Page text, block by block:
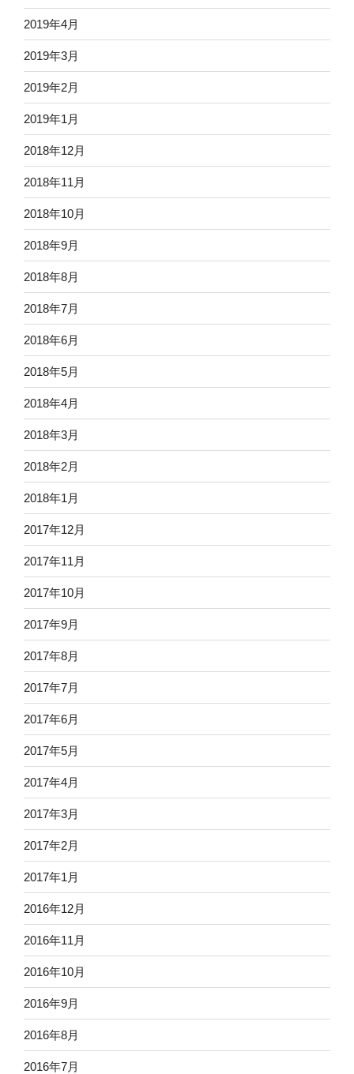
2019年4月
2019年3月
2019年2月
2019年1月
2018年12月
2018年11月
2018年10月
2018年9月
2018年8月
2018年7月
2018年6月
2018年5月
2018年4月
2018年3月
2018年2月
2018年1月
2017年12月
2017年11月
2017年10月
2017年9月
2017年8月
2017年7月
2017年6月
2017年5月
2017年4月
2017年3月
2017年2月
2017年1月
2016年12月
2016年11月
2016年10月
2016年9月
2016年8月
2016年7月